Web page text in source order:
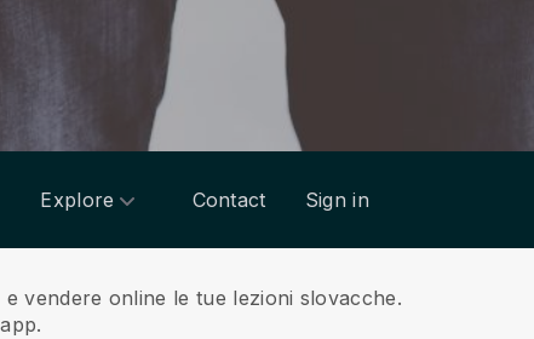
Explore Contact Sign in
vendere online le tue lezioni slovacche.